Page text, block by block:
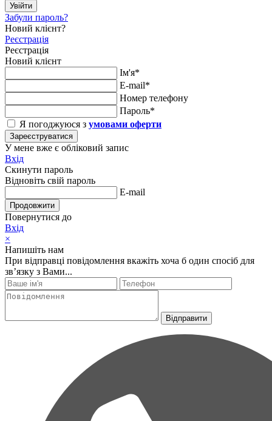
Увійти
Забули пароль?
Новий клієнт?
Реєстрація
Реєстрація
Новий клієнт
Ім'я*
E-mail*
Номер телефону
Пароль*
Я погоджуюся з умовами оферти
Зареєструватися
У мене вже є обліковий запис
Вхід
Скинути пароль
Відновіть свій пароль
E-mail
Продовжити
Повернутися до
Вхід
×
Напишіть нам
При відправці повідомлення вкажіть хоча б один спосіб для
зв’язку з Вами...
Відправити